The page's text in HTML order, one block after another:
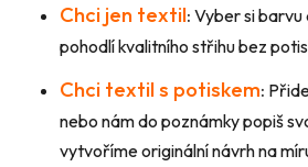
Chci jen textil: Vyber si barvu
pohodlí kvalitního střihu bez
Chci textil s potiskem:
nebo nám do poznámky popiš
vytvoříme originální návrh na